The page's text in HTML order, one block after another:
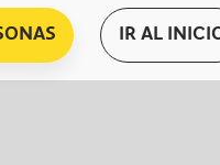
IR AL